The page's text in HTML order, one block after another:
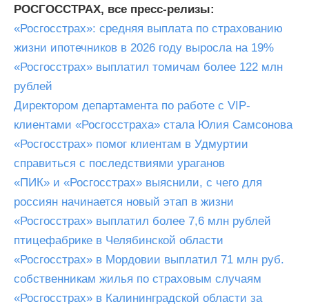
РОСГОССТРАХ, все пресс-релизы:
«Росгосстрах»: средняя выплата по страхованию
жизни ипотечников в 2026 году выросла на 19%
«Росгосстрах» выплатил томичам более 122 млн
рублей
Директором департамента по работе с VIP-
клиентами «Росгосстраха» стала Юлия Самсонова
«Росгосстрах» помог клиентам в Удмуртии
справиться с последствиями ураганов
«ПИК» и «Росгосстрах» выяснили, с чего для
россиян начинается новый этап в жизни
«Росгосстрах» выплатил более 7,6 млн рублей
птицефабрике в Челябинской области
«Росгосстрах» в Мордовии выплатил 71 млн руб.
собственникам жилья по страховым случаям
«Росгосстрах» в Калининградской области за